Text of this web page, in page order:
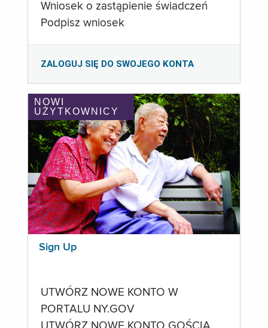
Wniosek o zastąpienie świadczeń
Podpisz wniosek
ZALOGUJ SIĘ DO SWOJEGO KONTA
NOWI
UŻYTKOWNICY
Sign Up
UTWÓRZ NOWE KONTO W
PORTALU NY.GOV